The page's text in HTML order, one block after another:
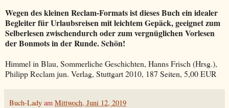
Wegen des kleinen Reclam-Formats ist dieses Buch ein idealer
Begleiter für Urlaubsreisen mit leichtem Gepäck, geeignet zum
Selberlesen zwischendurch oder zum vergnüglichen Vorlesen
der Bonmots in der Runde. Schön!
Himmel in Blau, Sommerliche Geschichten, Hanns Frisch (Hrsg.),
Philipp Reclam jun. Verlag, Stuttgart 2010, 187 Seiten, 5,00 EUR
Buch-Lady am Mittwoch, Juni 12, 2019